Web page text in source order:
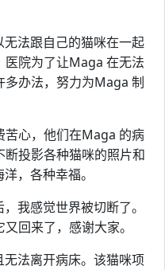
法跟自己的猫咪在一起
医院为了让Maga 在无法
多办法，努力为Maga 制
苦心，他们在Maga 的病
投影各种猫咪的照片和
，各种幸福。
我感觉世界被切断了。
回来了，感谢大家。
法离开病床。该猫咪项